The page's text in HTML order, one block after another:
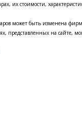
их стоимости,
может быть изменена
представленных на сайте,